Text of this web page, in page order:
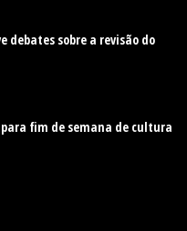
debates sobre a revisão do
fim de semana de cultura